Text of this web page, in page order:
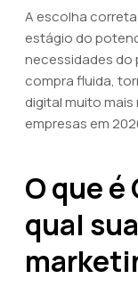
A escolha
estágio do
necessidades do
compra fluida,
digital muito
empresas em
O que
qual